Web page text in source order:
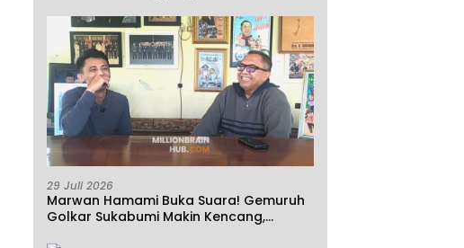
29 Juli 2026
Marwan Hamami Buka Suara! Gemuruh
Golkar Sukabumi Makin Kencang,